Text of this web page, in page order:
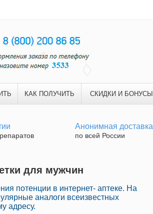
КАК ПОЛУЧИТЬ СКИДКИ И БОНУСЫ
Анонимная доставка
по всей России
для мужчин
потенции в интернет- аптеке. На
аналоги всеизвестных
адресу.